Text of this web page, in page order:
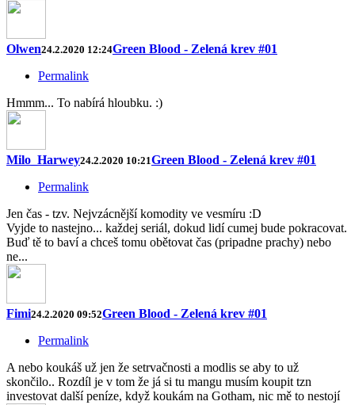
Olwen24.2.2020 12:24Green Blood - Zelená krev #01
Permalink
Hmmm... To nabírá hloubku. :)
Milo_Harwey24.2.2020 10:21Green Blood - Zelená krev #01
Permalink
Jen čas - tzv. Nejvzácnější komodity ve vesmíru :D
Vyjde to nastejno... každej seriál, dokud lidí cumej bude pokracovat.
Buď tě to baví a chceš tomu obětovat čas (pripadne prachy) nebo
ne...
Fimi24.2.2020 09:52Green Blood - Zelená krev #01
Permalink
A nebo koukáš už jen že setrvačnosti a modlis se aby to už
skončilo.. Rozdíl je v tom že já si tu mangu musím koupit tzn
investovat další peníze, když koukám na Gotham, nic mě to nestojí